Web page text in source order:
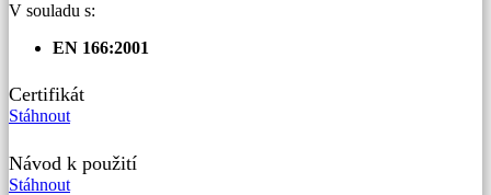
V souladu s:
EN 166:2001
Certifikát
Stáhnout
Návod k použití
Stáhnout